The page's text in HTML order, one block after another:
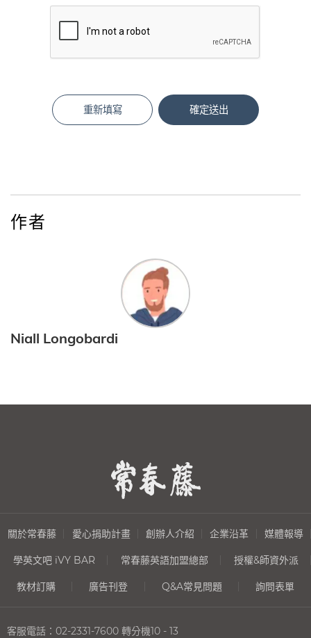
重新填寫 確定送出
作者
Niall Longobardi
關於常春藤 愛心捐助計畫 創辦人介紹 企業沿革 媒體報導
學英文吧 iVY BAR 常春藤英語加盟總部 授權&師資外派
教材訂購 廣告刊登 Q&A常見問題 詢問表單
客服電話： 02-2331-7600 轉分機10 - 13